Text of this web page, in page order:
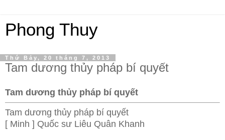
Phong Thuy
Thứ Bảy, 20 tháng 7, 2013
Tam dương thủy pháp bí quyết
Tam dương thủy pháp bí quyết
Tam dương thủy pháp bí quyết
[ Minh ] Quốc sư Liêu Quân Khanh